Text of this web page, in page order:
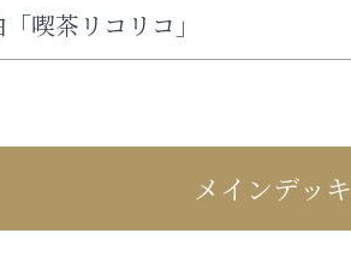
メインデッキ